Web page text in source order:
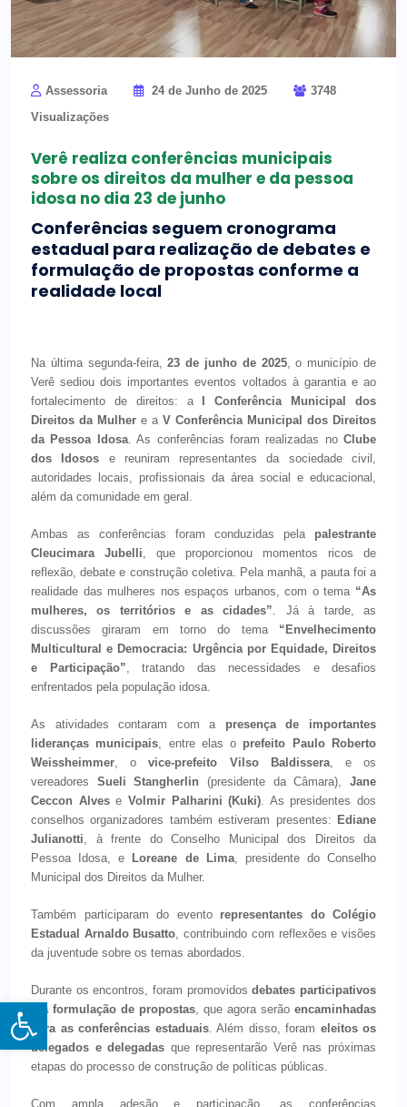
Open toolbar
Assessoria 24 de Junho de 2025
3748
Visualizações
Verê realiza conferências municipais
sobre os direitos da mulher e da pessoa
idosa no dia 23 de junho
Conferências seguem cronograma
estadual para realização de debates e
formulação de propostas conforme a
realidade local
Na última segunda-feira,23 de junho de 2025, o município de
Verê sediou dois importantes eventos voltados à garantia e ao
fortalecimento de direitos: a
I Conferência Municipal dos
Direitos da Mulher e a V Conferência Municipal dos Direitos
da Pessoa Idosa. As conferências foram realizadas no Clube
dos Idosos e reuniram representantes da sociedade civil,
autoridades locais, profissionais da área social e educacional,
além da comunidade em geral.
Ambas as conferências foram conduzidas pela palestrante
Cleucimara Jubelli, que proporcionou momentos ricos de
reflexão, debate e construção coletiva. Pela manhã, a pauta foi a
realidade das mulheres nos espaços urbanos, com o tema “As
mulheres, os territórios e as cidades”. Já à tarde, as
discussões giraram em torno do tema “Envelhecimento
Multicultural e Democracia: Urgência por Equidade, Direitos
e Participação”, tratando das necessidades e desafios
enfrentados pela população idosa.
As atividades contaram com a presença de importantes
lideranças municipais, entre elas o prefeito Paulo Roberto
Weissheimmer, ovice-prefeito Vilso Baldissera, e os
vereadores Sueli Stangherlin (presidente da Câmara),Jane
Ceccon Alvese Volmir Palharini (Kuki). As presidentes dos
conselhos organizadores também estiveram presentes: Ediane
Julianotti, à frente do Conselho Municipal dos Direitos da
Pessoa Idosa, e
Loreane de Lima, presidente do Conselho
Municipal dos Direitos da Mulher.
Também participaram do evento representantes do Colégio
Estadual Arnaldo Busatto, contribuindo com reflexões e visões
da juventude sobre os temas abordados.
Durante os encontros, foram promovidosdebates participativos
e a formulação de propostas, que agora serão encaminhadas
para as conferências estaduais. Além disso, foram eleitos os
delegados e delegadas que representarão Verê nas próximas
etapas do processo de construção de políticas públicas.
Com ampla adesão e participação, as conferências